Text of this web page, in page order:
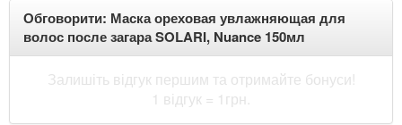
Обговорити: Маска ореховая увлажняющая для
волос после загара SOLARI, Nuance 150мл
Залишіть відгук першим та отримайте бонуси!
1 відгук = 1грн.